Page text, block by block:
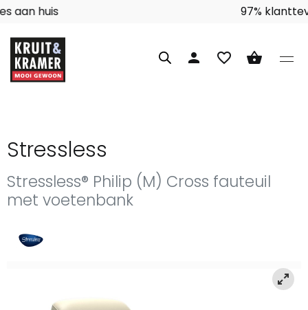
person favorite_border shopping_basket
Stressless
Stressless® Philip (M) Cross fauteuil
met voetenbank